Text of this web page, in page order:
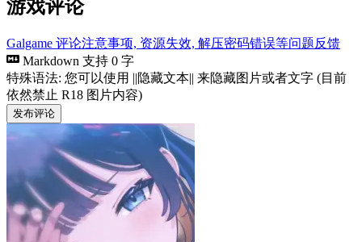
游戏评论
Galgame 评论注意事项, 资源失效, 解压密码错误等问题反馈
Markdown 支持 0 字
特殊语法: 您可以使用 ||隐藏文本|| 来隐藏图片或者文字 (目前
依然禁止 R18 图片内容)
发布评论